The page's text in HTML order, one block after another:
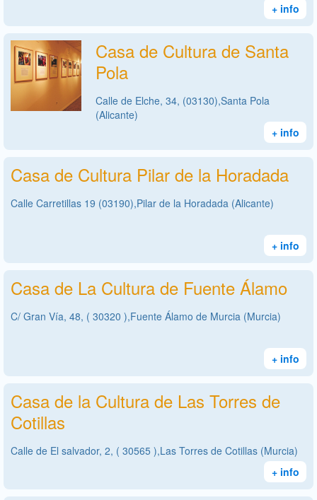
+ info
Casa de Cultura de Santa
Pola
Calle de Elche, 34, (03130),Santa Pola
(Alicante)
+ info
Casa de Cultura Pilar de la Horadada
Calle Carretillas 19 (03190),Pilar de la Horadada (Alicante)
+ info
Casa de La Cultura de Fuente Álamo
C/ Gran Vía, 48, ( 30320 ),Fuente Álamo de Murcia (Murcia)
+ info
Casa de la Cultura de Las Torres de
Cotillas
Calle de El salvador, 2, ( 30565 ),Las Torres de Cotillas (Murcia)
+ info